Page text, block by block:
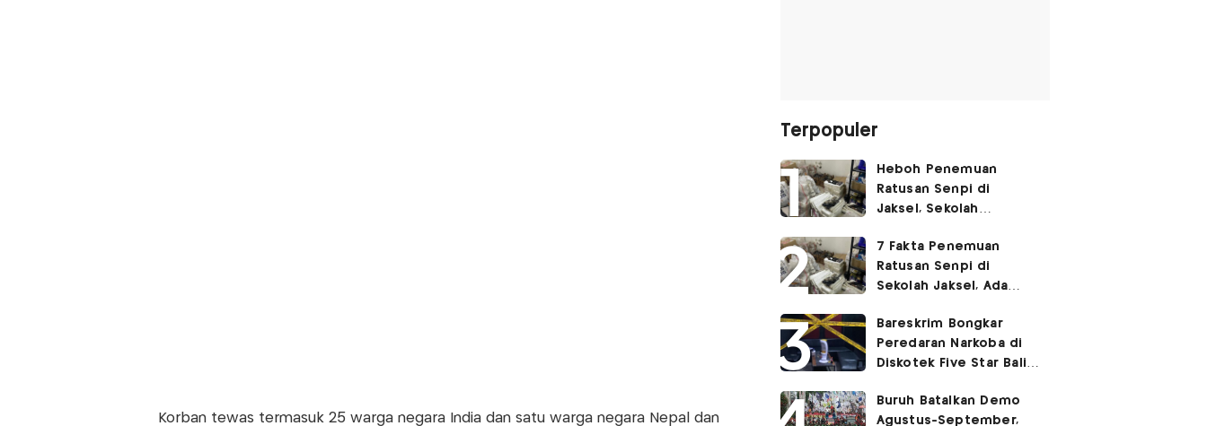
Korban tewas termasuk 25 warga negara India dan satu warga negara Nepal dan
Terpopuler
Heboh Penemuan
Ratusan Senpi di
Jaksel, Sekolah
Kegiatan Eskul
Menembak
7 Fakta Penemuan
Ratusan Senpi di
Sekolah Jaksel, Ada
Ruang Bunker
Bareskrim Bongkar
Peredaran Narkoba di
Diskotek Five Star Bali,
Buruh Batalkan Demo
Agustus-September,